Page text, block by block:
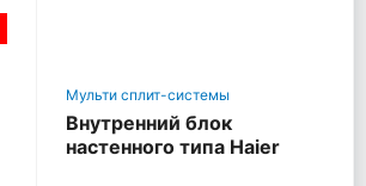
Мульти сплит-системы
Внутренний блок
настенного типа Haier